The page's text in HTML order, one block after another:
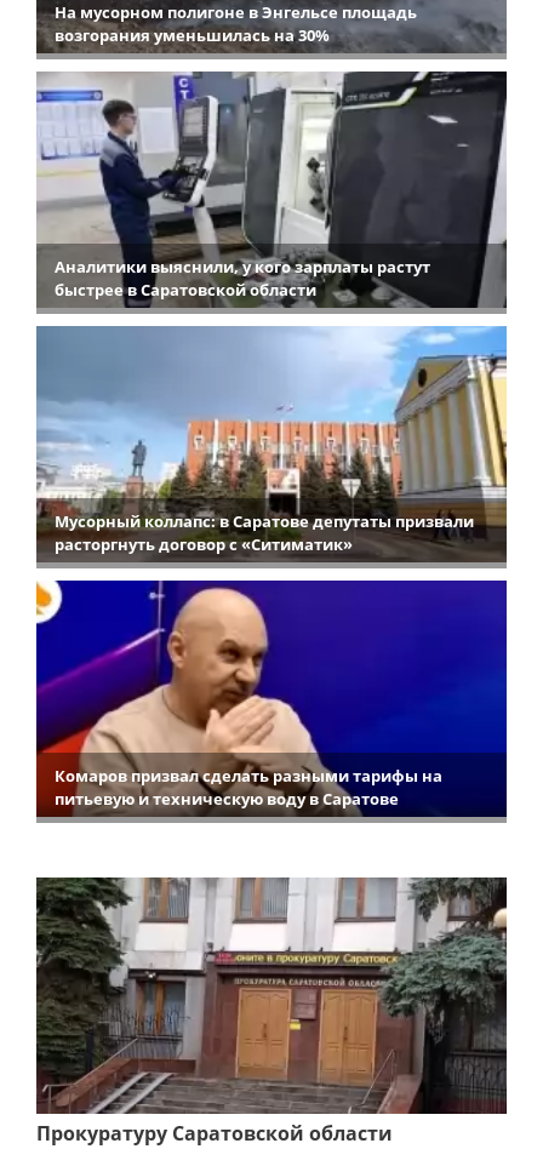
На мусорном полигоне в Энгельсе площадь
возгорания уменьшилась на 30%
Аналитики выяснили, у кого зарплаты растут
быстрее в Саратовской области
Мусорный коллапс: в Саратове депутаты призвали
расторгнуть договор с «Ситиматик»
Комаров призвал сделать разными тарифы на
питьевую и техническую воду в Саратове
Прокуратуру Саратовской области